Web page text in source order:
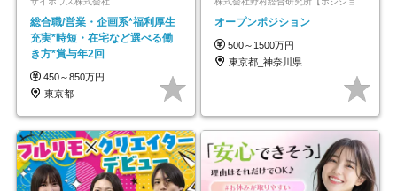
総合職/営業・企画系*福利厚生
充実*時短・在宅など選べる働
き方*賞与年2回
450～850万円
東京都
オープンポジション
500～1500万円
東京都_神奈川県